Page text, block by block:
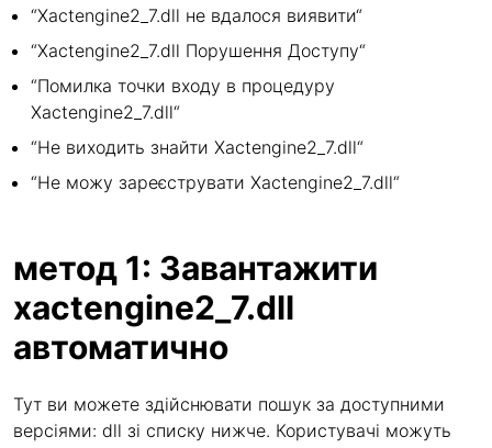
“Xactengine2_7.dll не вдалося виявити“
“Xactengine2_7.dll Порушення Доступу“
“Помилка точки входу в процедуру
Xactengine2_7.dll“
“Не виходить знайти Xactengine2_7.dll“
“Не можу зареєструвати Xactengine2_7.dll“
метод 1: Завантажити
xactengine2_7.dll
автоматично
Тут ви можете здійснювати пошук за доступними
версіями: dll зі списку нижче. Користувачі можуть